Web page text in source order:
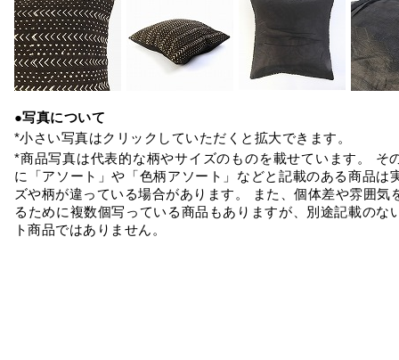
●写真について
*小さい写真はクリックしていただくと拡大できます。
*商品写真は代表的な柄やサイズのものを載せています。 そ
に「アソート」や「色柄アソート」などと記載のある商品は
ズや柄が違っている場合があります。 また、個体差や雰囲気
るために複数個写っている商品もありますが、別途記載のな
ト商品ではありません。